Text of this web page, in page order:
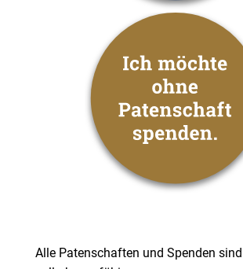
Alle Paten­schaf­ten und Spen­den